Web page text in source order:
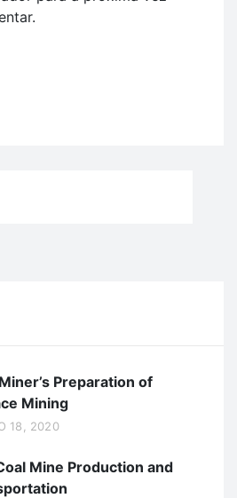
Preparation of
Mining
18, 2020
Mine Production and